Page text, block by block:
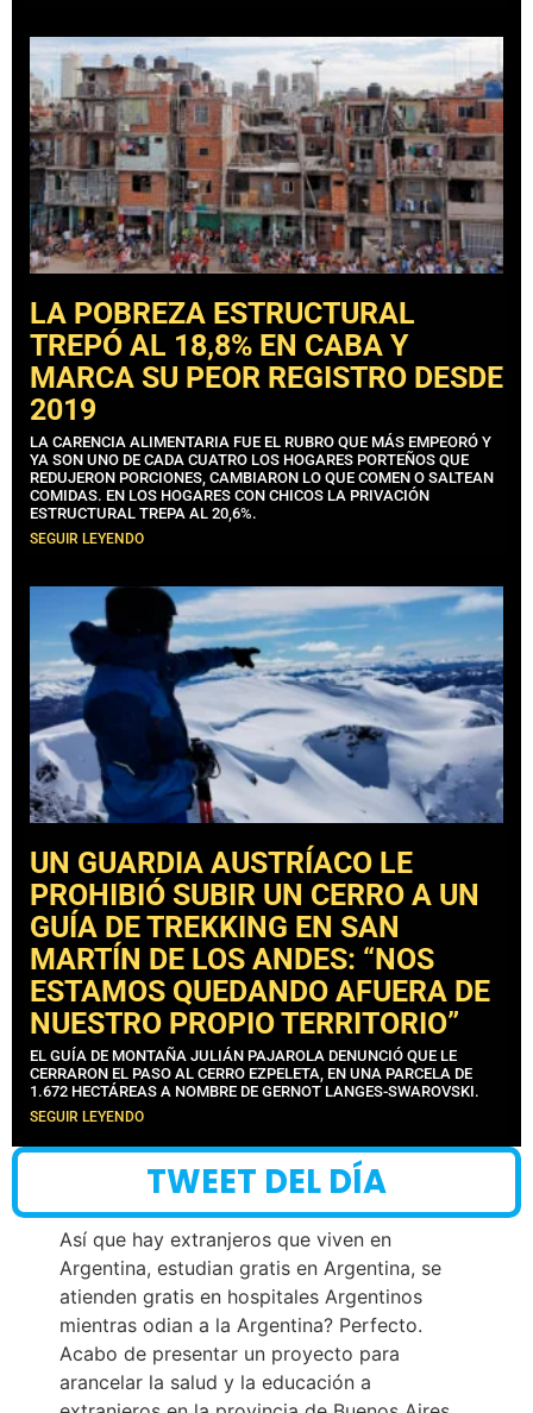
LA POBREZA ESTRUCTURAL
TREPÓ AL 18,8% EN CABA Y
MARCA SU PEOR REGISTRO DESDE
2019
LA CARENCIA ALIMENTARIA FUE EL RUBRO QUE MÁS EMPEORÓ Y
YA SON UNO DE CADA CUATRO LOS HOGARES PORTEÑOS QUE
REDUJERON PORCIONES, CAMBIARON LO QUE COMEN O SALTEAN
COMIDAS. EN LOS HOGARES CON CHICOS LA PRIVACIÓN
ESTRUCTURAL TREPA AL 20,6%.
SEGUIR LEYENDO
UN GUARDIA AUSTRÍACO LE
PROHIBIÓ SUBIR UN CERRO A UN
GUÍA DE TREKKING EN SAN
MARTÍN DE LOS ANDES: “NOS
ESTAMOS QUEDANDO AFUERA DE
NUESTRO PROPIO TERRITORIO”
EL GUÍA DE MONTAÑA JULIÁN PAJAROLA DENUNCIÓ QUE LE
CERRARON EL PASO AL CERRO EZPELETA, EN UNA PARCELA DE
1.672 HECTÁREAS A NOMBRE DE GERNOT LANGES-SWAROVSKI.
SEGUIR LEYENDO
TWEET DEL DÍA
Así que hay extranjeros que viven en
Argentina, estudian gratis en Argentina, se
atienden gratis en hospitales Argentinos
mientras odian a la Argentina? Perfecto.
Acabo de presentar un proyecto para
arancelar la salud y la educación a